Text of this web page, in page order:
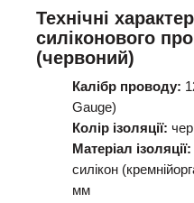
Технічні
силіконового
(червоний)
Калібр проводу:
Gauge)
Колір ізоляції:
Матеріал ізоляції:
силікон
мм